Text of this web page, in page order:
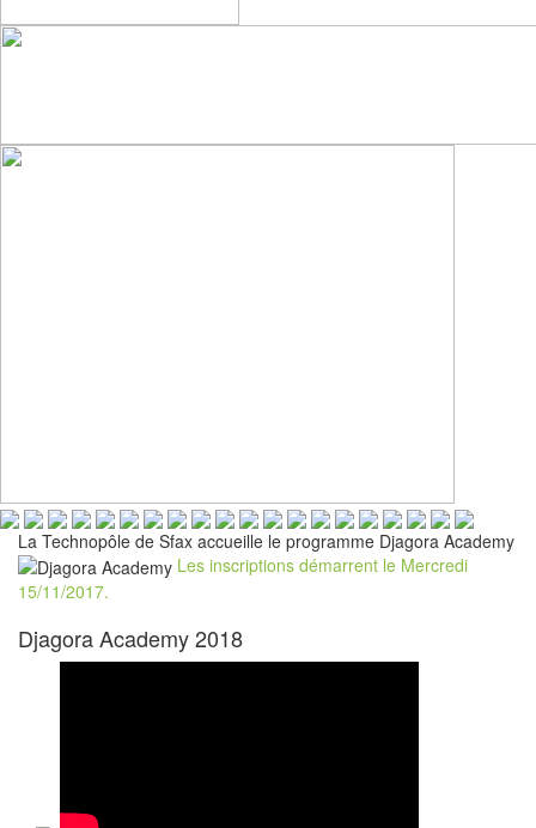
La Technopôle de Sfax accueille le programme Djagora Academy
Les inscriptions démarrent le Mercredi
15/11/2017.
Djagora Academy 2018